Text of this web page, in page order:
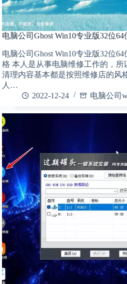
电脑公司Ghost Win10专业版32位64
电脑公司Ghost Win10专业版32位
格 本人是从事电脑维修工作的，所
清理内容基本都是按照维修店的风
人…
2022-12-24
电脑公司